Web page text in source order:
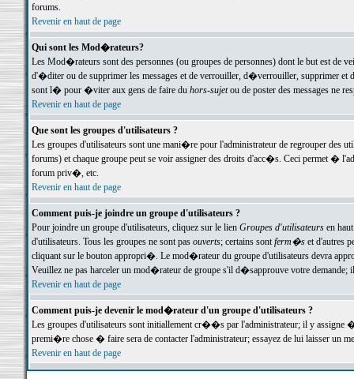
forums.
Revenir en haut de page
Qui sont les Mod�rateurs?
Les Mod�rateurs sont des personnes (ou groupes de personnes) dont le but est de
d'�diter ou de supprimer les messages et de verrouiller, d�verrouiller, supprimer
sont l� pour �viter aux gens de faire du hors-sujetou de poster des messages ne
Revenir en haut de page
Que sont les groupes d'utilisateurs ?
Les groupes d'utilisateurs sont une mani�re pour l'administrateur de regrouper des
forums) et chaque groupe peut se voir assigner des droits d'acc�s. Ceci permet
forum priv�, etc.
Revenir en haut de page
Comment puis-je joindre un groupe d'utilisateurs ?
Pour joindre un groupe d'utilisateurs, cliquez sur le lien Groupes d'utilisateursen haut
d'utilisateurs. Tous les groupes ne sont pas ouverts; certains sontferm�set d'autres
cliquant sur le bouton appropri�. Le mod�rateur du groupe d'utilisateurs devra
Veuillez ne pas harceler un mod�rateur de groupe s'il d�sapprouve votre demande;
Revenir en haut de page
Comment puis-je devenir le mod�rateur d'un groupe d'utilisateurs ?
Les groupes d'utilisateurs sont initiallement cr��s par l'administrateur; il y
premi�re chose � faire sera de contacter l'administrateur; essayez de lui laisser un
Revenir en haut de page